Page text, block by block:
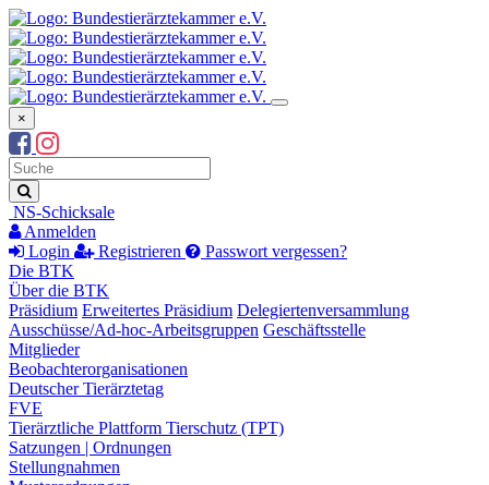
×
Suchbegriff
Suche
NS-Schicksale
Anmelden
Login
Registrieren
Passwort vergessen?
Die BTK
Über die BTK
Präsidium Erweitertes Präsidium Delegiertenversammlung
Ausschüsse/Ad-hoc-Arbeitsgruppen Geschäftsstelle
Mitglieder
Beobachterorganisationen
Deutscher Tierärztetag
FVE
Tierärztliche Plattform Tierschutz (TPT)
Satzungen | Ordnungen
Stellungnahmen